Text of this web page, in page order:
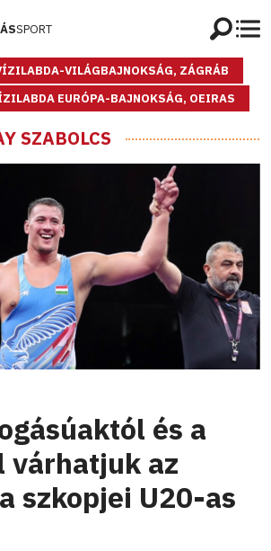
SPORT
VILÁGBAJNOKSÁG, ZÁGRÁB
EURÓPA-BAJNOKSÁG, OEIRAS
SZABOLCS
és a
várhatjuk az
szkopjei U20-as